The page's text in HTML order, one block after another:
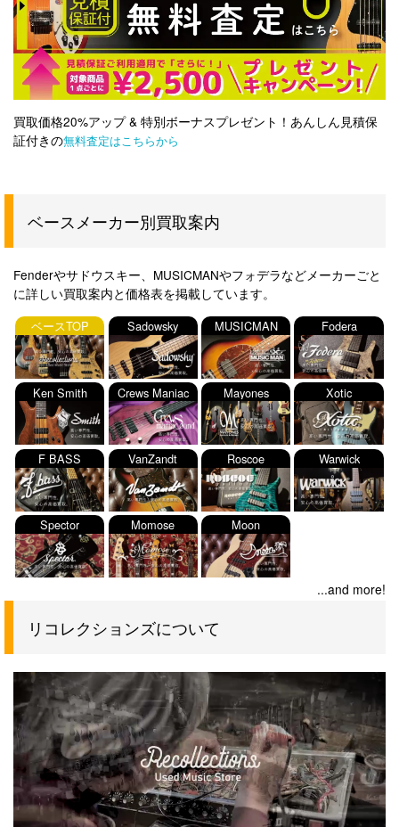
買取価格20%アップ & 特別ボーナスプレゼント！あんしん見積保
証付きの無料査定はこちらから
ベースメーカー別買取案内
Fenderやサドウスキー、MUSICMANやフォデラなどメーカーごと
に詳しい買取案内と価格表を掲載しています。
ベースTOP Sadowsky MUSICMAN Fodera
Ken Smith
Crews Maniac
Sound
Mayones Xotic
F BASS VanZandt Roscoe Warwick
Spector Momose Moon
...and more!
リコレクションズについて